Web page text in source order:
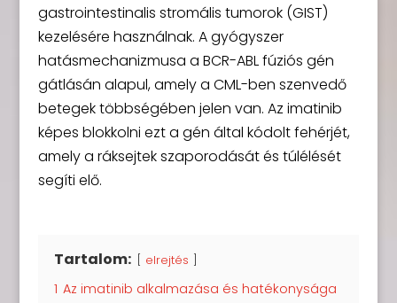
gastrointestinalis stromális tumorok (GIST)
kezelésére használnak. A gyógyszer
hatásmechanizmusa a BCR-ABL fúziós gén
gátlásán alapul, amely a CML-ben szenvedő
betegek többségében jelen van. Az imatinib
képes blokkolni ezt a gén által kódolt fehérjét,
amely a ráksejtek szaporodását és túlélését
segíti elő.
Tartalom: elrejtés
1 Az imatinib alkalmazása és hatékonysága